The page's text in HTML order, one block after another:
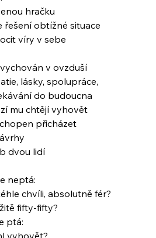
hračku
řešení obtížné situace
víry v sebe
v ovzduší
lásky, spolupráce,
do budoucna
mu chtějí vyhovět
přicházet
dvou lidí
neptá:
chvíli, absolutně fér?
fifty-fifty?
ptá: